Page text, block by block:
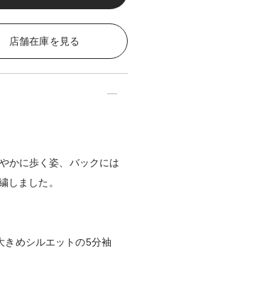
店舗在庫を見る
かに歩く姿、バックには
しました。
きめシルエットの5分袖